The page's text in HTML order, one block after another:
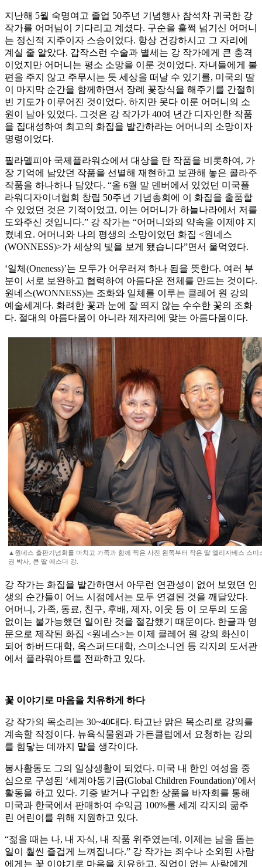
지난해 5월 숙명여고 졸업 50주년 기념행사 참석차 귀국한 강
작가를 어머님이 기다리고 계셨다. 구순을 훌쩍 넘기신 어머니
는 정신적 지주이자 스승이었다. 항상 건강하시고 그 자리에
계실 줄 알았다. 갑작스런 수술과 별세는 강 작가에게 큰 충격
이었지만 어머니는 평소 소망을 이룬 것이었다. 자녀들에게 불
편을 주지 않고 주무시는 듯 세상을 떠날 수 있기를, 미국의 딸
이 마지막 순간을 함께하면서 장례 꽃장식을 해주기를 간절히
빈 기도가 이루어진 것이었다. 하지만 못다 이룬 어머니의 소
원이 남아 있었다. 그것은 강 작가가 40여 년간 디자인한 작품
을 집대성하여 최고의 화집을 발간하라는 어머니의 소망이자
명령이었다.
필라델피아 국제플라워쇼에서 대상을 탄 작품을 비롯하여, 가
장 기억에 남았던 작품을 선별해 재현하고 보관해 놓은 콜라주
작품을 하나하나 담았다. “올 6월 말 덴버에서 있었던 미국플
라워디자이너협회 창립 50주년 기념총회에 이 화집을 출품할
수 있었던 것은 기적이었고, 이는 어머니가 하늘나라에서 저를
도와주신 것입니다.” 강 작가는 “어머니와의 약속을 이제야 지
켰네요. 어머니와 나의 평생의 소망이었던 화집 <원네스
(WONNESS)>가 세상의 빛을 보게 됐습니다”면서 울먹였다.
‘일체(Oneness)’는 모두가 어우러져 하나 됨을 뜻한다. 여러 부
분이 서로 보완하고 협력하여 아름다운 전체를 만드는 것이다.
원네스(WONNESS)는 조화와 일체를 이루는 클레어 원 강의
예술세계다. 화려한 꽃과 눈에 잘 띄지 않는 수수한 꽃의 조화
다. 절대의 아름다움이 아니라 제자리에 맞는 아름다움이다.
▲원네스 출판기념회를 마치고 가족과 함께 찍은 사진 왼쪽부터 작은 딸 엘리자베스 스미
권 박사, 큰 딸 에스더 강.
강 작가는 화집을 발간하면서 아무런 연관성이 없어 보였던 인
생의 순간들이 어느 시점에서는 모두 연결된 것을 깨달았다.
어머니, 가족, 동료, 친구, 후배, 제자, 이웃 등 이 모두의 도움
없이는 불가능했던 일이란 것을 절감했기 때문이다. 한글과 영
문으로 제작된 화집 <원네스>는 이제 클레어 원 강의 화신이
되어 하버드대학, 옥스퍼드대학, 스미소니언 등 각지의 도서관
에서 플라워아트를 전파하고 있다.
꽃 이야기로 마음을 치유하게 하다
강 작가의 목소리는 30~40대다. 타고난 맑은 목소리로 강의를
계속할 작정이다. 뉴욕식물원과 가든클럽에서 요청하는 강의
를 힘닿는 데까지 맡을 생각이다.
봉사활동도 그의 일상생활이 되었다. 미국 내 한인 여성을 중
심으로 구성된 ‘세계아동기금(Global Children Foundation)’에서
활동을 하고 있다. 기증 받거나 구입한 상품을 바자회를 통해
미국과 한국에서 판매하여 수익금 100%를 세계 각지의 굶주
린 어린이를 위해 지원하고 있다.
“젊을 때는 나, 내 자식, 내 작품 위주였는데, 이제는 남을 돕는
일이 훨씬 즐겁게 느껴집니다.” 강 작가는 죄수나 소외된 사람
에게는 꽃 이야기로 마음을 치유하고, 직업이 없는 사람에게